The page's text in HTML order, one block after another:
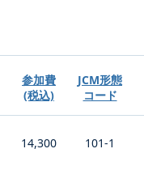
参加費
(税込)
JCM形態
コード
14,300 101-1